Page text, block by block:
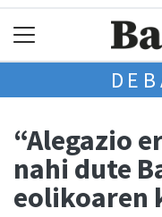
“Alegazio
nahi dute
eolikoaren